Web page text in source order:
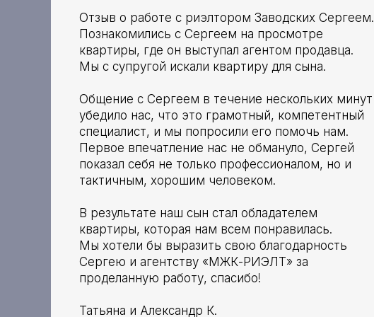
Отзыв о работе с риэлтором Заводских Сергеем.
Познакомились с Сергеем на просмотре
квартиры, где он выступал агентом продавца.
Мы с супругой искали квартиру для сына.
Общение с Сергеем в течение нескольких минут
убедило нас, что это грамотный, компетентный
специалист, и мы попросили его помочь нам.
Первое впечатление нас не обмануло, Сергей
показал себя не только профессионалом, но и
тактичным, хорошим человеком.
В результате наш сын стал обладателем
квартиры, которая нам всем понравилась.
Мы хотели бы выразить свою благодарность
Сергею и агентству «МЖК-РИЭЛТ» за
проделанную работу, спасибо!
Татьяна и Александр К.